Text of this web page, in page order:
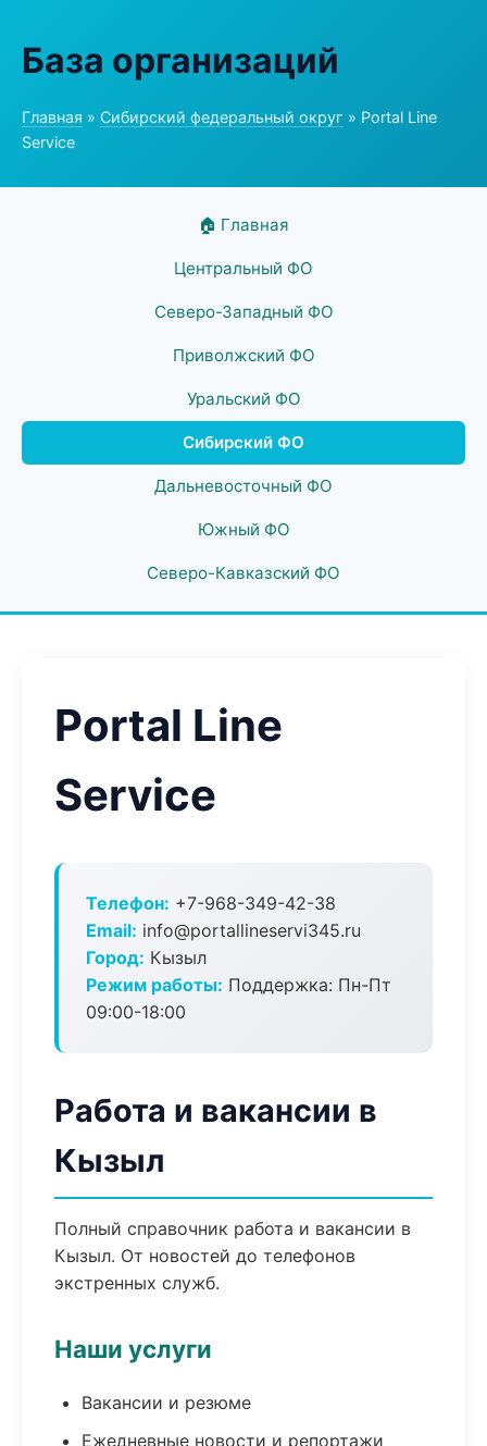
База организаций
Главная » Сибирский федеральный округ » Portal Line
Service
🏠 Главная
Центральный ФО
Северо-Западный ФО
Приволжский ФО
Уральский ФО
Сибирский ФО
Дальневосточный ФО
Южный ФО
Северо-Кавказский ФО
Portal Line
Service
Телефон: +7-968-349-42-38
Email: info@portallineservi345.ru
Город: Кызыл
Режим работы: Поддержка: Пн-Пт
09:00-18:00
Работа и вакансии в
Кызыл
Полный справочник работа и вакансии в
Кызыл. От новостей до телефонов
экстренных служб.
Наши услуги
Вакансии и резюме
Ежедневные новости и репортажи